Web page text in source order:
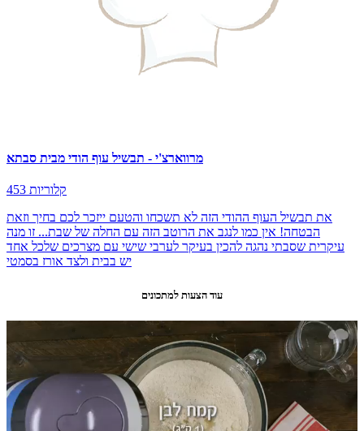
מרווארצ'י - תבשיל עוף הודי מבית סבתא
453 קלוריות
את תבשיל העוף ההודי הזה לא תשכחו והטעם ייזכר לכם בחיך וזאת
הבטחה! אין כמו לנגב את הרוטב הזה עם החלה של שבת... זו מנה
עיקרית שסבתי נהגה להכין בעיקר לערבי שישי עם מצרכים שלכל אחד
יש בבית ולצד אורז בסמטי
עוד הצעות למתכונים